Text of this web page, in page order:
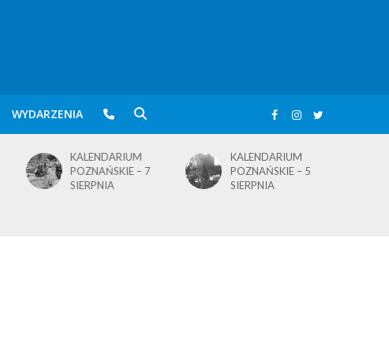
WYDARZENIA
KALENDARIUM
POZNAŃSKIE – 5
SIERPNIA
KALENDARIUM
POZNAŃSKIE – 4
SIERPNIA